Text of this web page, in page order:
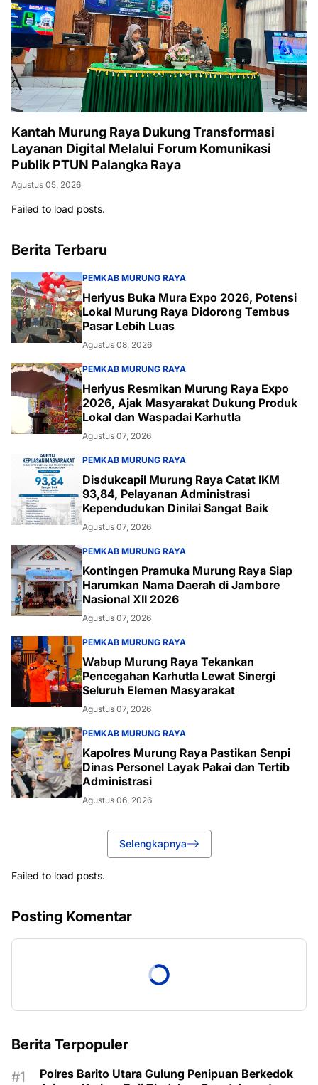
Kantah Murung Raya Dukung Transformasi
Layanan Digital Melalui Forum Komunikasi
Publik PTUN Palangka Raya
Agustus 05, 2026
Failed to load posts.
Berita Terbaru
PEMKAB MURUNG RAYA
Heriyus Buka Mura Expo 2026, Potensi
Lokal Murung Raya Didorong Tembus
Pasar Lebih Luas
Agustus 08, 2026
PEMKAB MURUNG RAYA
Heriyus Resmikan Murung Raya Expo
2026, Ajak Masyarakat Dukung Produk
Lokal dan Waspadai Karhutla
Agustus 07, 2026
PEMKAB MURUNG RAYA
Disdukcapil Murung Raya Catat IKM
93,84, Pelayanan Administrasi
Kependudukan Dinilai Sangat Baik
Agustus 07, 2026
PEMKAB MURUNG RAYA
Kontingen Pramuka Murung Raya Siap
Harumkan Nama Daerah di Jambore
Nasional XII 2026
Agustus 07, 2026
PEMKAB MURUNG RAYA
Wabup Murung Raya Tekankan
Pencegahan Karhutla Lewat Sinergi
Seluruh Elemen Masyarakat
Agustus 07, 2026
PEMKAB MURUNG RAYA
Kapolres Murung Raya Pastikan Senpi
Dinas Personel Layak Pakai dan Tertib
Administrasi
Agustus 06, 2026
Selengkapnya
Failed to load posts.
Posting Komentar
Berita Terpopuler
Polres Barito Utara Gulung Penipuan Berkedok